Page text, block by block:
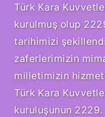
Türk Kara
kurulmuş olup
tarihimizi
zaferlerimizin
milletimizin
Türk Kara
kuruluşunun